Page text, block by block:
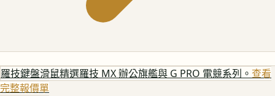
羅技鍵盤滑鼠精選羅技 MX 辦公旗艦與 G PRO 電競系列。 查看
完整報價單